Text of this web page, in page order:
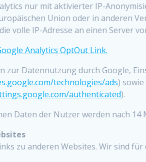
nur mit aktivierter IP-
Union oder in anderen
volle IP-Adresse an einen Server
Analytics OptOut Link.
zur Datennutzung durch Google,
technologies/ads)
authenticated).
Daten der Nutzer werden nach
zu anderen Websites. Wir sind